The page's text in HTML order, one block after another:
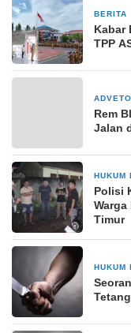
BERITA
Kabar
TPP
Rem
Jalan
HUKUM
Polisi
Timur
HUKUM